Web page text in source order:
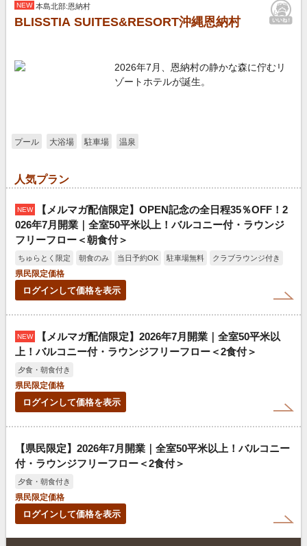
NEW 本島北部:恩納村
BLISSTIA SUITES&RESORT沖縄恩納村
2026年7月、恩納村の静かな森に佇むリ
ゾートホテルが誕生。
プール 大浴場 駐車場 温泉
人気プラン
NEW
【メルマガ配信限定】OPEN記念の全日程35％OFF！2
026年7月開業｜全室50平米以上！バルコニー付・ラウンジ
フリーフロー＜朝食付＞
ちゅらとく限定 朝食のみ 当日予約OK 駐車場無料
クラブラウンジ付き
県民限定価格
ログインして価格を表示
NEW
【メルマガ配信限定】2026年7月開業｜全室50平米以
上！バルコニー付・ラウンジフリーフロー＜2食付＞
夕食・朝食付き
県民限定価格
ログインして価格を表示
【県民限定】2026年7月開業｜全室50平米以上！バルコニー
付・ラウンジフリーフロー＜2食付＞
夕食・朝食付き
県民限定価格
ログインして価格を表示